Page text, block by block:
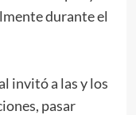
durante el
invitó a las y los
pasar